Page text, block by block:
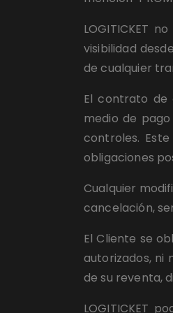
LOGITICKET
visibilidad
de cualquier
El contrato de
medio de
controles.
obligaciones
Cualquier
cancelación,
El Cliente se
autorizados, ni
de su reventa,
LOGITICKET